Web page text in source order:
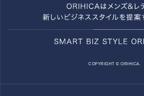
COPYRIGHT © ORIHICA.